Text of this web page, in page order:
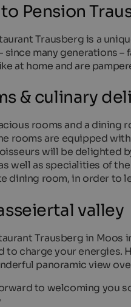
Pension
Trausberg is a
since many generations
at home and are
& culinary
rooms and a dining
rooms are equipped
will be delighted
well as specialities of
dining room, in order to
valley
Trausberg in Moos
to charge your energies.
panoramic view
to welcoming you